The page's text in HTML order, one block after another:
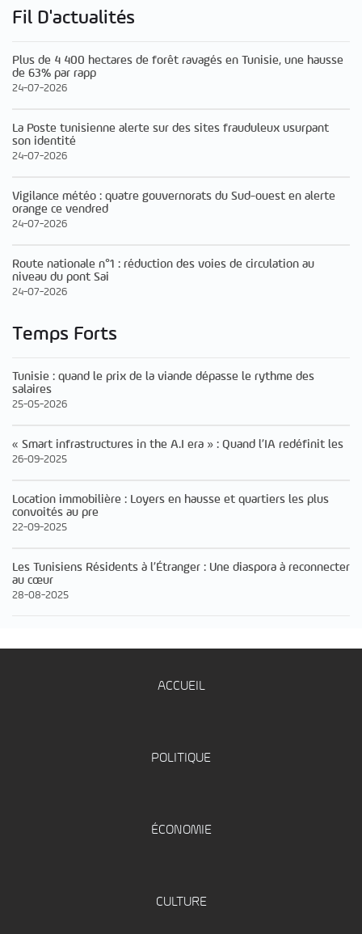
Fil D'actualités
Plus de 4 400 hectares de forêt ravagés en Tunisie, une hausse
de 63% par rapp
24-07-2026
La Poste tunisienne alerte sur des sites frauduleux usurpant
son identité
24-07-2026
Vigilance météo : quatre gouvernorats du Sud-ouest en alerte
orange ce vendred
24-07-2026
Route nationale n°1 : réduction des voies de circulation au
niveau du pont Sai
24-07-2026
Temps Forts
Tunisie : quand le prix de la viande dépasse le rythme des
salaires
25-05-2026
« Smart infrastructures in the A.I era » : Quand l’IA redéfinit les
26-09-2025
Location immobilière : Loyers en hausse et quartiers les plus
convoités au pre
22-09-2025
Les Tunisiens Résidents à l’Étranger : Une diaspora à reconnecter
au cœur
28-08-2025
ACCUEIL
POLITIQUE
ÉCONOMIE
CULTURE